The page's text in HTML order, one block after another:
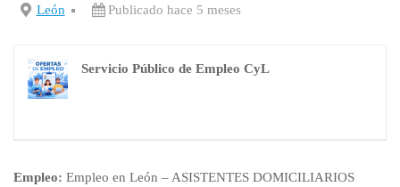
León Publicado hace 5 meses
Servicio Público de Empleo CyL
Empleo: Empleo en León – ASISTENTES DOMICILIARIOS